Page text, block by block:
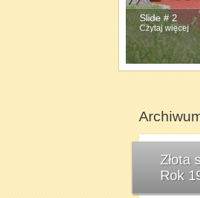
Slide # 2
Czytaj więcej
Slide # 3
Czytaj więcej
Złota
Rok